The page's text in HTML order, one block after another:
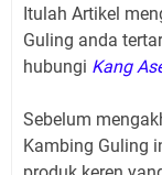
Itulah Artikel
Guling anda
hubungi Kang
Sebelum
Kambing Guling